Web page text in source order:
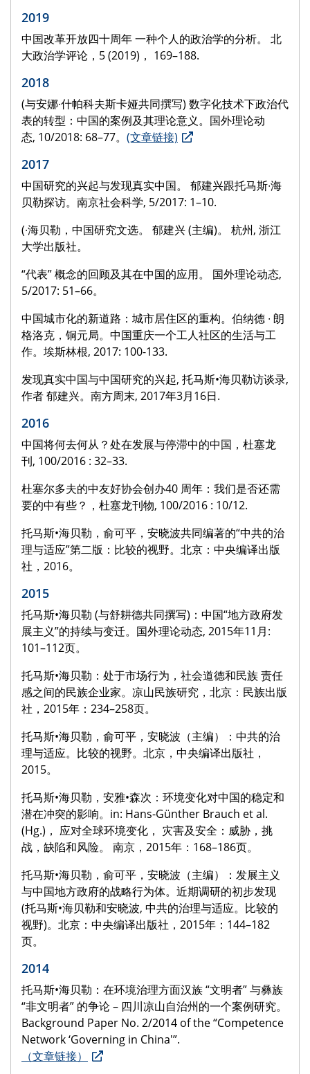
2019
中国改革开放四十周年 一种个人的政治学的分析。 北
大政治学评论，5 (2019)， 169–188.
2018
(与安娜∙什帕科夫斯卡娅共同撰写) 数字化技术下政治代
表的转型：中国的案例及其理论意义。国外理论动
态, 10/2018: 68–77。 (文章链接)
2017
中国研究的兴起与发现真实中国。 郁建兴跟托马斯∙海
贝勒探访。南京社会科学, 5/2017: 1–10.
(∙海贝勒，中国研究文选。 郁建兴 (主编)。 杭州, 浙江
大学出版社。
“代表” 概念的回顾及其在中国的应用。 国外理论动态,
5/2017: 51–66。
中国城市化的新道路：城市居住区的重构。伯纳德 ∙ 朗
格洛克，铜元局。中国重庆一个工人社区的生活与工
作。埃斯林根, 2017: 100-133.
发现真实中国与中国研究的兴起, 托马斯•海贝勒访谈录,
作者 郁建兴。南方周末, 2017年3月16日.
2016
中国将何去何从？处在发展与停滞中的中国，杜塞龙
刊, 100/2016 : 32–33.
杜塞尔多夫的中友好协会创办40 周年：我们是否还需
要的中有些？，杜塞龙刊物, 100/2016 : 10/12.
托马斯•海贝勒，俞可平，安晓波共同编著的“中共的治
理与适应”第二版：比较的视野。北京：中央编译出版
社，2016。
2015
托马斯•海贝勒 (与舒耕德共同撰写)：中国“地方政府发
展主义”的持续与变迁。国外理论动态, 2015年11月:
101–112页。
托马斯•海贝勒：处于市场行为，社会道德和民族 责任
感之间的民族企业家。凉山民族研究，北京：民族出版
社，2015年：234–258页。
托马斯•海贝勒，俞可平，安晓波（主编）：中共的治
理与适应。比较的视野。北京，中央编译出版社，
2015。
托马斯•海贝勒，安雅•森次：环境变化对中国的稳定和
潜在冲突的影响。in: Hans-Günther Brauch et al.
(Hg.)， 应对全球环境变化， 灾害及安全：威胁，挑
战，缺陷和风险。 南京，2015年：168–186页。
托马斯•海贝勒，俞可平，安晓波（主编）：发展主义
与中国地方政府的战略行为体。近期调研的初步发现
(托马斯•海贝勒和安晓波, 中共的治理与适应。比较的
视野)。北京：中央编译出版社，2015年：144–182
页。
2014
托马斯•海贝勒：在环境治理方面汉族 “文明者” 与彝族
“非文明者” 的争论 – 四川凉山自治州的一个案例研究。
Background Paper No. 2/2014 of the “Competence
Network ‘Governing in China'”.
（文章链接）